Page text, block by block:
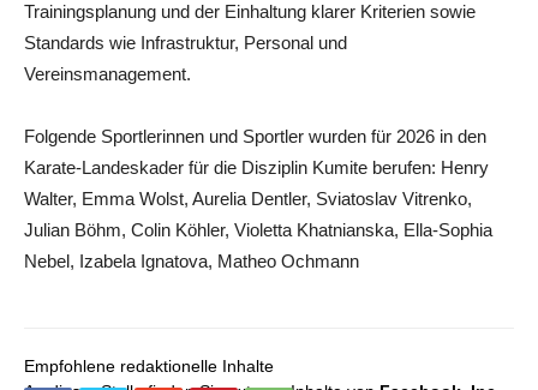
Trainingsplanung und der Einhaltung klarer Kriterien sowie
Standards wie Infrastruktur, Personal und
Vereinsmanagement.
Folgende Sportlerinnen und Sportler wurden für 2026 in den
Karate-Landeskader für die Disziplin Kumite berufen: Henry
Walter, Emma Wolst, Aurelia Dentler, Sviatoslav Vitrenko,
Julian Böhm, Colin Köhler, Violetta Khatnianska, Ella-Sophia
Nebel, Izabela Ignatova, Matheo Ochmann
Empfohlene redaktionelle Inhalte